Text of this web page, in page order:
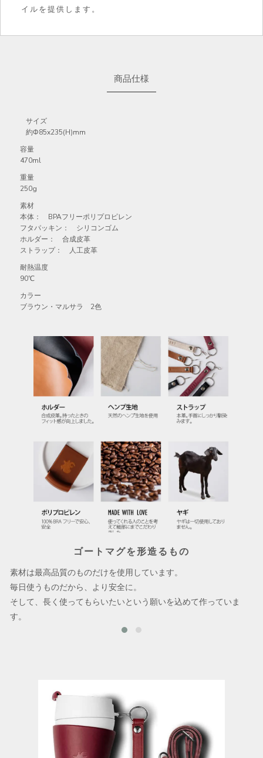
イルを提供します。
商品仕様
サイズ
約Φ85x235(H)mm
容量
470ml
重量
250g
素材
本体： BPAフリーポリプロピレン
フタパッキン： シリコンゴム
ホルダー： 合成皮革
ストラップ： 人工皮革
耐熱温度
90℃
カラー
ブラウン・マルサラ 2色
ゴートマグを形造るもの
素材は最高品質のものだけを使用しています。
毎日使うものだから、より安全に。
そして、長く使ってもらいたいという願いを込めて作っていま
す。